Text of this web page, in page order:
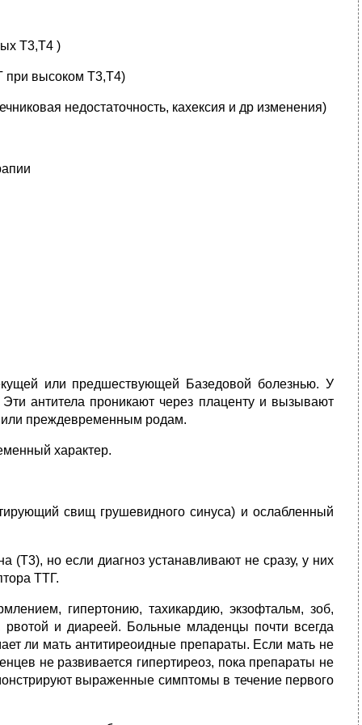
Т3,Т4 )
при высоком Т3,Т4)
недостаточность, кахексия и др изменения)
или предшествующей Базедовой болезнью. У
антитела проникают через плаценту и вызывают
или преждевременным родам.
характер.
свищ грушевидного синуса) и ослабленный
(T3), но если диагноз устанавливают не сразу, у них
ТТГ.
гипертонию, тахикардию, экзофтальм, зоб,
и диареей. Больные младенцы почти всегда
ли мать антитиреоидные препараты. Если мать не
не развивается гипертиреоз, пока препараты не
выраженные симптомы в течение первого